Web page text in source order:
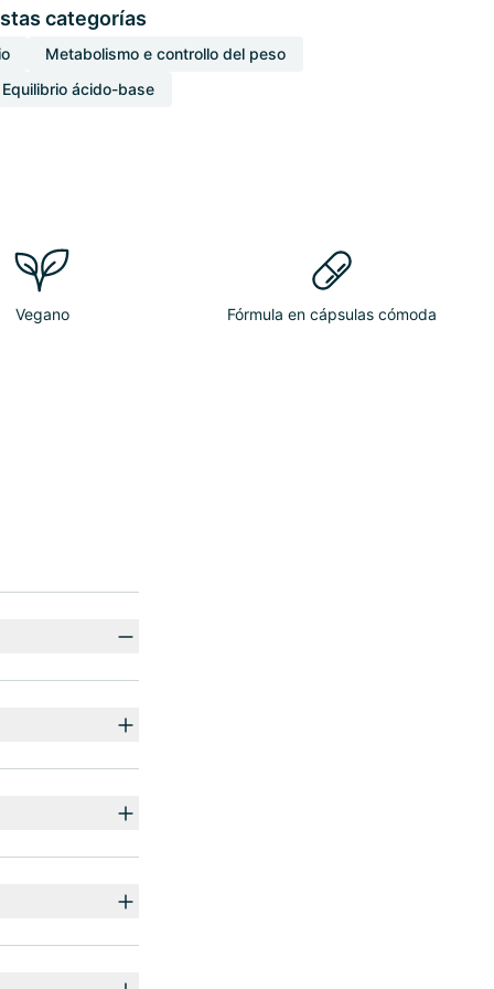
categorías
Metabolismo e controllo del peso
Equilibrio ácido-base
Vegano Fórmula en cápsulas cómoda